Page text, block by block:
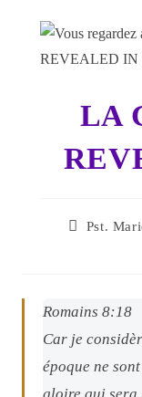
LA
Pst.
Romains 8:18
Car je
époque ne